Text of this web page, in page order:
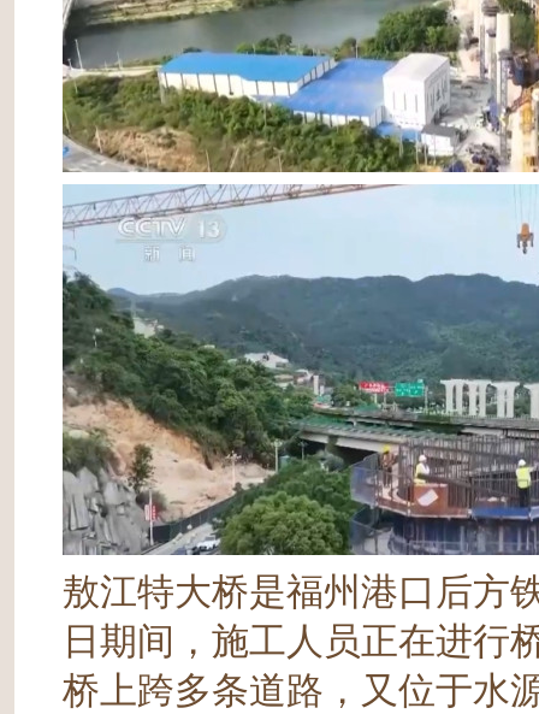
敖江特大桥是福州港口后方
日期间，施工人员正在进行
桥上跨多条道路，又位于水